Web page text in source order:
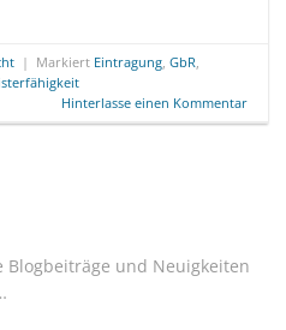
| Markiert Eintragung, GbR
Hinterlasse einen Kommentar
und Neuigkeiten